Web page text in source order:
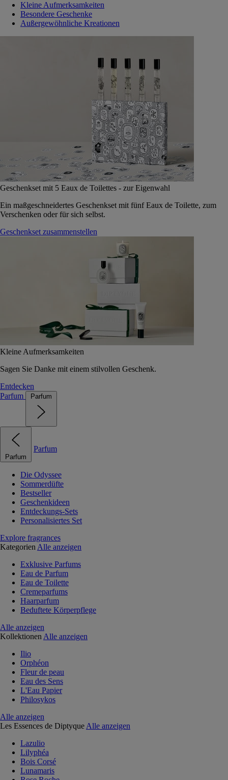
Kleine Aufmerksamkeiten
Besondere Geschenke
Außergewöhnliche Kreationen
Geschenkset mit 5 Eaux de Toilettes - zur Eigenwahl
Ein maßgeschneidertes Geschenkset mit fünf Eaux de Toilette, zum
Verschenken oder für sich selbst.
Geschenkset zusammenstellen
Kleine Aufmerksamkeiten
Sagen Sie Danke mit einem stilvollen Geschenk.
Entdecken
Parfum
Parfum
Parfum
Parfum
Die Odyssee
Sommerdüfte
Bestseller
Geschenkideen
Entdeckungs-Sets
Personalisiertes Set
Explore fragrances
Kategorien Alle anzeigen
Exklusive Parfums
Eau de Parfum
Eau de Toilette
Cremeparfums
Haarparfum
Beduftete Körperpflege
Alle anzeigen
Kollektionen Alle anzeigen
Ilio
Orphéon
Fleur de peau
Eau des Sens
L'Eau Papier
Philosykos
Alle anzeigen
Les Essences de Diptyque Alle anzeigen
Lazulio
Lilyphéa
Bois Corsé
Lunamaris